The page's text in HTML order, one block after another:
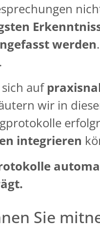
werden
.
sich auf
wir in
integrieren
Sie